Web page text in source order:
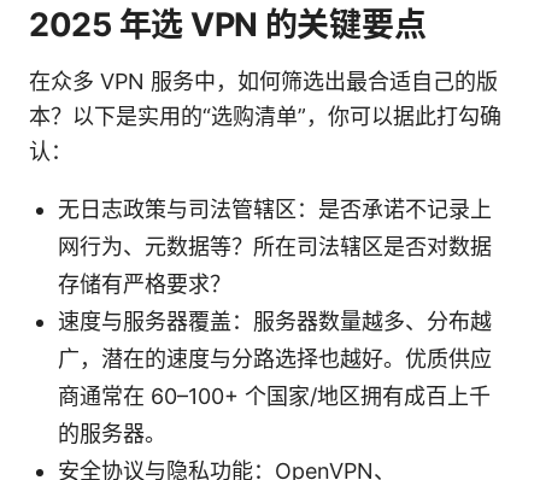
2025 年选 VPN 的关键要点
在众多 VPN 服务中，如何筛选出最合适自己的版
本？以下是实用的“选购清单”，你可以据此打勾确
认：
无日志政策与司法管辖区：是否承诺不记录上
网行为、元数据等？所在司法辖区是否对数据
存储有严格要求？
速度与服务器覆盖：服务器数量越多、分布越
广，潜在的速度与分路选择也越好。优质供应
商通常在 60–100+ 个国家/地区拥有成百上千
的服务器。
安全协议与隐私功能：OpenVPN、